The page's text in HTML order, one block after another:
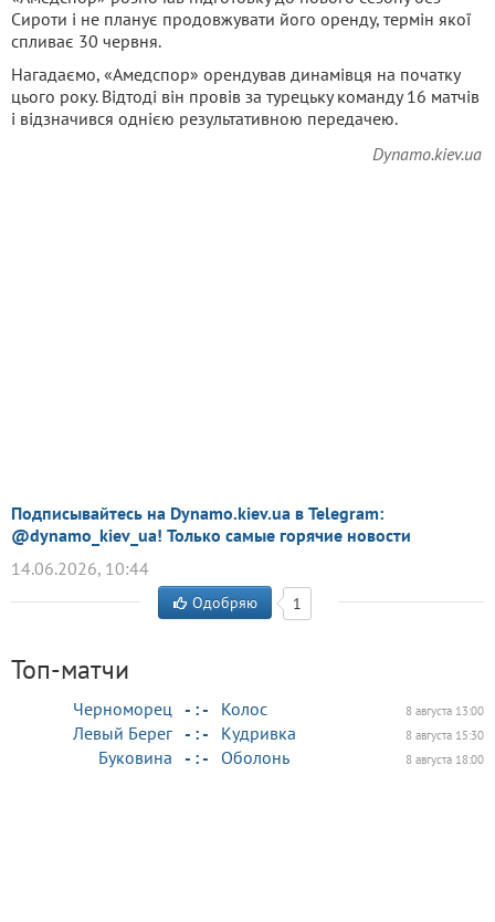
Сироти і не планує продовжувати його оренду, термін якої
спливає 30 червня.
Нагадаємо, «Амедспор» орендував динамівця на початку
цього року. Відтоді він провів за турецьку команду 16 матчів
і відзначився однією результативною передачею.
Dynamo.kiev.ua
Подписывайтесь на Dynamo.kiev.ua в Telegram:
@dynamo_kiev_ua! Только самые горячие новости
14.06.2026, 10:44
Одобряю 1
Топ-матчи
Черноморец Колос
- : - 8 августа 13:00
Левый Берег Кудривка
- : - 8 августа 15:30
Буковина Оболонь
- : - 8 августа 18:00